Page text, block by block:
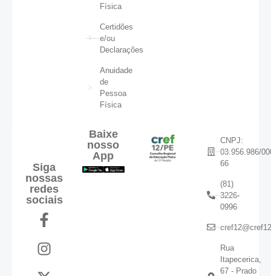
Física
Certidões
e/ou
Declarações
Anuidade
de
Pessoa
Física
Siga
nossas
redes
sociais
Baixe
nosso
App
CNPJ:
03.956.986/
66
(81)
3226-
0996
Rua
Itapecerica,
67 - Prado